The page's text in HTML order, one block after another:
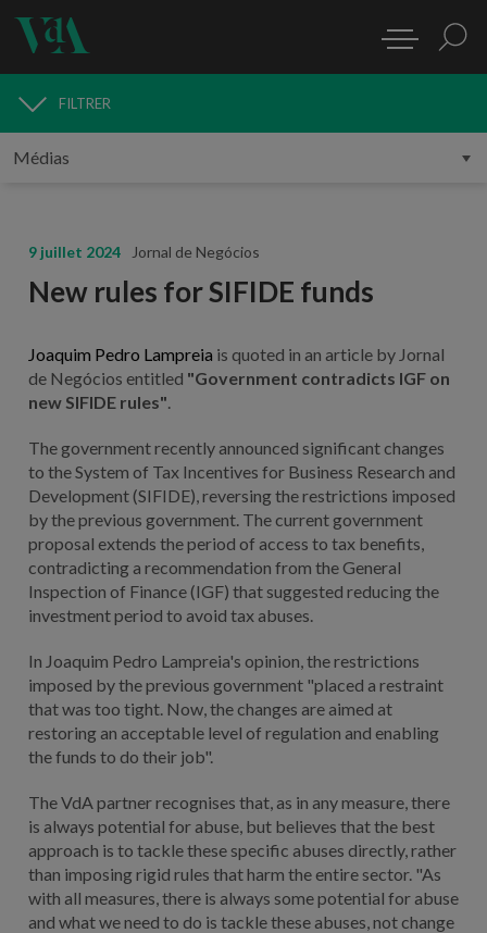
MÉDIAS
FILTRER
9 juillet 2024 Jornal de Negócios
New rules for SIFIDE funds
Joaquim Pedro Lampreia is quoted in an article by Jornal
de Negócios entitled "Government contradicts IGF on
new SIFIDE rules"
The government recently announced significant changes
to the System of Tax Incentives for Business Research and
Development (SIFIDE), reversing the restrictions imposed
by the previous government. The current government
proposal extends the period of access to tax benefits,
contradicting a recommendation from the General
Inspection of Finance (IGF) that suggested reducing the
investment period to avoid tax abuses.
In Joaquim Pedro Lampreia's opinion, the restrictions
imposed by the previous government "placed a restraint
that was too tight. Now, the changes are aimed at
restoring an acceptable level of regulation and enabling
the funds to do their job".
The VdA partner recognises that, as in any measure, there
is always potential for abuse, but believes that the best
approach is to tackle these specific abuses directly, rather
than imposing rigid rules that harm the entire sector. "As
with all measures, there is always some potential for abuse
and what we need to do is tackle these abuses, not change